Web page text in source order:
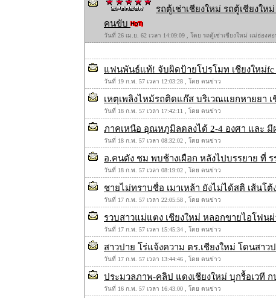
รถตู้เช่าเชียงใหม่ รถตู้เชียงใ
คนขับ
วันที่ 26 เม.ย. 62 เวลา 14:09:09 , โดย รถตู้เช่าเชียงใหม่ แม่ฮ่องส
แฟนพันธ์แท้! จับผิดป้ายโปรโมท เชียงใหม่
วันที่ 19 ก.พ. 57 เวลา 12:03:28 , โดย ตนข่าว
เหตุเพลิงไหม้รถติดแก๊ส บริเวณแยกหายยา เ
วันที่ 18 ก.พ. 57 เวลา 17:42:11 , โดย ตนข่าว
ภาคเหนือ อุณหภูมิลดลงได้ 2-4 องศา และ มี
วันที่ 18 ก.พ. 57 เวลา 08:32:02 , โดย ตนข่าว
อ.คนดัง ชม พบช้างเผือก หลังไปบรรยาย ที่ ร
วันที่ 18 ก.พ. 57 เวลา 08:19:02 , โดย ตนข่าว
ชายไม่ทราบชื่อ เมาเหล้า ยังไม่ได้สติ เส้นโ
วันที่ 17 ก.พ. 57 เวลา 22:05:58 , โดย ตนข่าว
รวบสาวแม่แตง เชียงใหม่ หลอกขายไอโฟน
วันที่ 17 ก.พ. 57 เวลา 15:45:34 , โดย ตนข่าว
สาวปาย โร่แจ้งความ ตร.เชียงใหม่ โดนสา
วันที่ 17 ก.พ. 57 เวลา 13:44:46 , โดย ตนข่าว
ประมวลภาพ-คลิป แดงเชียงใหม่ บุกรื้อเวที
วันที่ 16 ก.พ. 57 เวลา 16:43:00 , โดย ตนข่าว